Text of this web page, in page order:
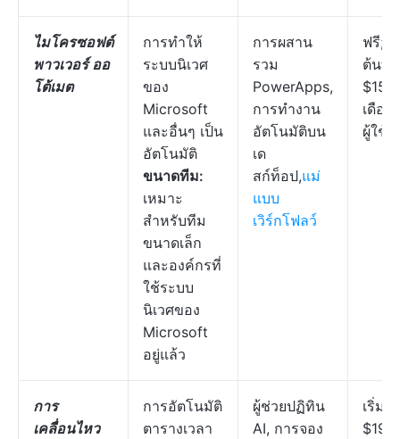
ไมโครซอฟต์
พาวเวอร์ ออ
โต้เมต
การทำให้
ระบบนิเวศ
ของ
Microsoft
และอื่นๆ เป็น
อัตโนมัติ
ขนาดทีม:
เหมาะ
สำหรับทีม
ขนาดเล็ก
และองค์กรที่
ใช้ระบบ
นิเวศของ
Microsoft
อยู่แล้ว
การผสาน
รวม
PowerApps,
การทำงาน
อัตโนมัติบน
เด
สก์ท็อป,แม่
แบบ
เวิร์กโฟลว์
ฟรี; เ
ต้นที่
$15/
เดือน
ผู้ใช้
การ
เคลื่อนไหว
การอัตโนมัติ
ตารางเวลา
ผู้ช่วยปฏิทิน
AI, การจอง
เริ่มต้
$19/